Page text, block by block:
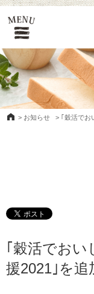
> お知らせ > ｢穀活でお
｢穀活でおい
援2021｣を追